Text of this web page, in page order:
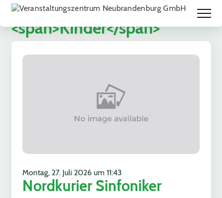
Kategorisierung:
<span>Kinder</span>
Montag, 27. Juli 2026 um 11:43
Nordkurier Sinfoniker